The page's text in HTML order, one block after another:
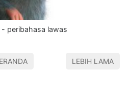
peribahasa lawas
LEBIH LAMA